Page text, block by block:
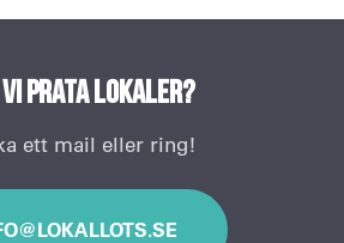
vi prata lokaler?
ett mail eller ring!